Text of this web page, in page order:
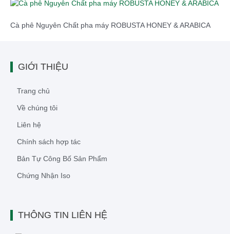
Cà phê Nguyên Chất pha máy ROBUSTA HONEY & ARABICA
GIỚI THIỆU
Trang chủ
Về chúng tôi
Liên hệ
Chính sách hợp tác
Bản Tự Công Bố Sản Phẩm
Chứng Nhận Iso
THÔNG TIN LIÊN HỆ